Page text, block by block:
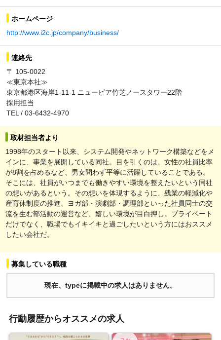
ホームページ
http://www.i2c.jp/company/business/
連絡先
〒 105-0022
≪東京本社≫
東京都港区海岸1-11-1 ニューピア竹芝ノースタワー22階
採用担当
TEL / 03-6432-4970
取材担当者より
1998年のスタート以来、システム開発やネットワーク構築などをメ
インに、事業を展開している同社。目を引くのは、女性の社員比率
が8割を占めるなど、男女問わず平等に活躍していることである。
そこには、社員がいつまでも働きやすい環境を整えたいという同社
の想いがあるという。その想いを体現するように、残業の軽減化や
産育休制度の推進、ヨガ部・演劇部・調理部といった社員同士の交
流を生む部活動の運営など、嬉しい環境が目白押し。プライベート
だけでなく、職場でもイキイキと過ごしたいという方にはおススメ
したい会社だ。
募集している職種
現在、typeに掲載中の求人はありません。
行動履歴からオススメの求人